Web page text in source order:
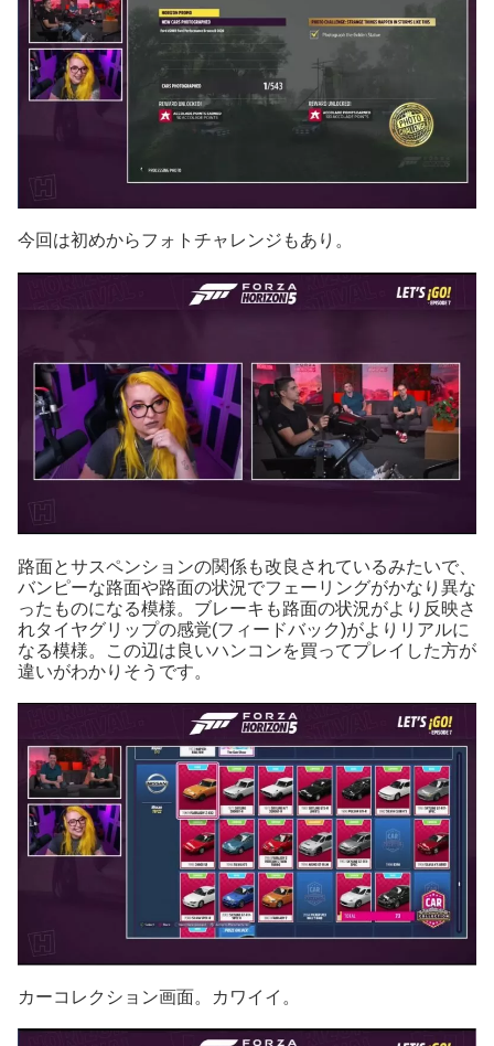
今回は初めからフォトチャレンジもあり。
路面とサスペンションの関係も改良されているみたいで、
バンピーな路面や路面の状況でフェーリングがかなり異な
ったものになる模様。ブレーキも路面の状況がより反映さ
れタイヤグリップの感覚(フィードバック)がよりリアルに
なる模様。この辺は良いハンコンを買ってプレイした方が
違いがわかりそうです。
カーコレクション画面。カワイイ。